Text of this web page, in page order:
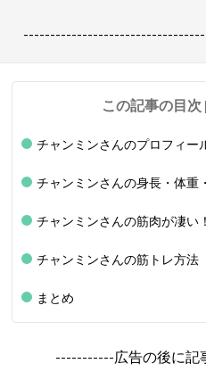
この記事の目次
チャンミンさんのプロフィー
チャンミンさんの身長・体重
チャンミンさんの筋肉が凄い！
チャンミンさんの筋トレ方法
まとめ
-----------広告の後に記